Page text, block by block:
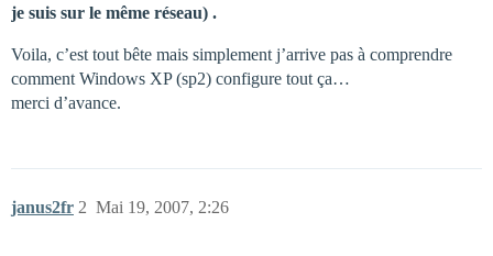
je suis sur le même réseau) .
Voila, c’est tout bête mais simplement j’arrive pas à comprendre
comment Windows XP (sp2) configure tout ça…
merci d’avance.
janus2fr Mai 19, 2007, 2:26
2